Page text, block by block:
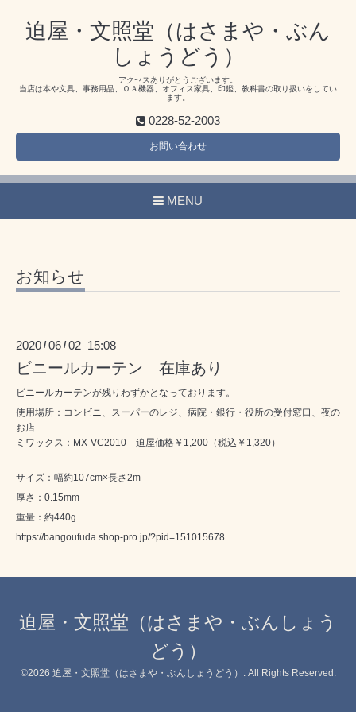
迫屋・文照堂（はさまや・ぶん
しょうどう）
アクセスありがとうございます。
当店は本や文具、事務用品、ＯＡ機器、オフィス家具、印鑑、教科書の取り扱いをしてい
ます。
0228-52-2003
お問い合わせ
MENU
お知らせ
2020 /06 /02 15:08
ビニールカーテン 在庫あり
ビニールカーテンが残りわずかとなっております。
使用場所：コンビニ、スーパーのレジ、病院・銀行・役所の受付窓口、夜の
お店
ミワックス：MX-VC2010 迫屋価格￥1,200（税込￥1,320）
サイズ：幅約107cm×長さ2m
厚さ：0.15mm
重量：約440g
https://bangoufuda.shop-pro.jp/?pid=151015678
迫屋・文照堂（はさまや・ぶんしょう
どう）
©2026 迫屋・文照堂（はさまや・ぶんしょうどう） . All Rights Reserved.